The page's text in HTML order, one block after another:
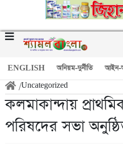
ENGLISH অনিয়ম-দুর্নীতি আইন-
/Uncategorized
কলমাকান্দায়
পরিষদের সভা